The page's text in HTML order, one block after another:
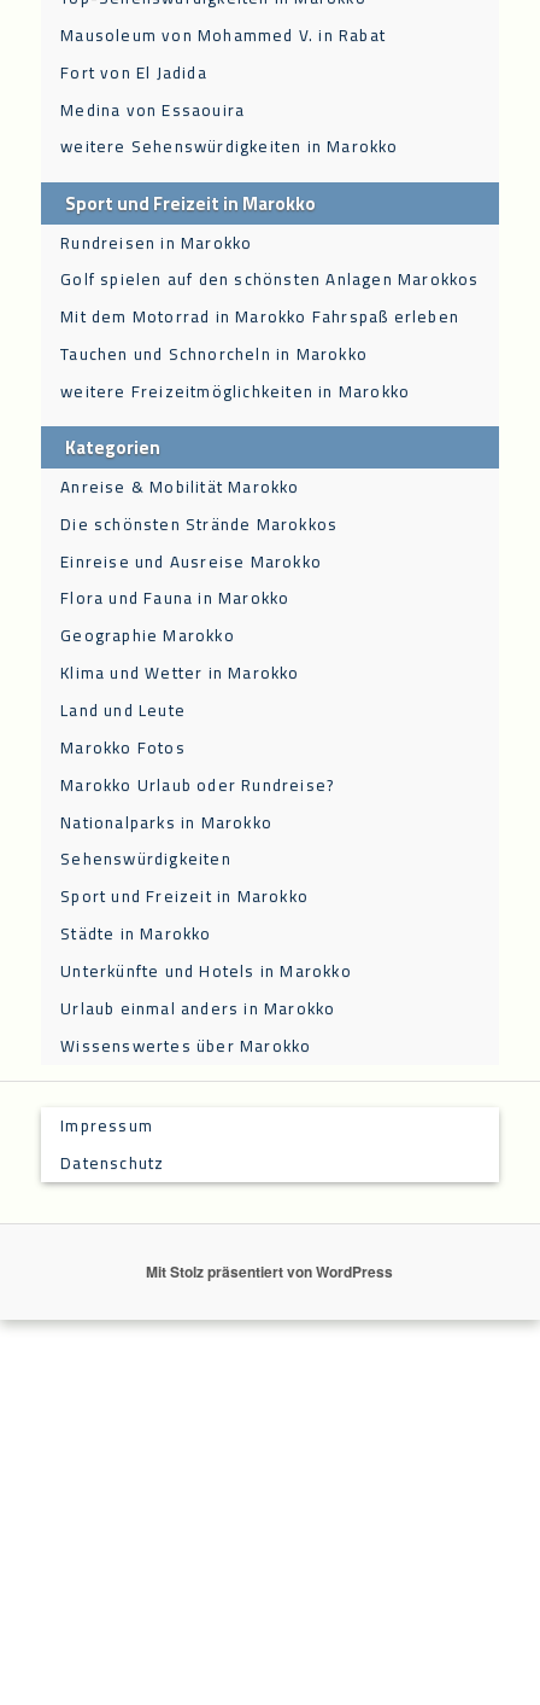
Mausoleum von Mohammed V. in Rabat
Fort von El Jadida
Medina von Essaouira
weitere Sehenswürdigkeiten in Marokko
Sport und Freizeit in Marokko
Rundreisen in Marokko
Golf spielen auf den schönsten Anlagen Marokkos
Mit dem Motorrad in Marokko Fahrspaß erleben
Tauchen und Schnorcheln in Marokko
weitere Freizeitmöglichkeiten in Marokko
Kategorien
Anreise & Mobilität Marokko
Die schönsten Strände Marokkos
Einreise und Ausreise Marokko
Flora und Fauna in Marokko
Geographie Marokko
Klima und Wetter in Marokko
Land und Leute
Marokko Fotos
Marokko Urlaub oder Rundreise?
Nationalparks in Marokko
Sehenswürdigkeiten
Sport und Freizeit in Marokko
Städte in Marokko
Unterkünfte und Hotels in Marokko
Urlaub einmal anders in Marokko
Wissenswertes über Marokko
Impressum
Datenschutz
Mit Stolz präsentiert von WordPress